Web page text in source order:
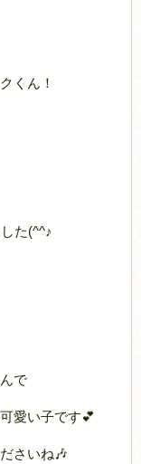
くん！
た(^^♪
で
愛い子です💕
さいね🎶